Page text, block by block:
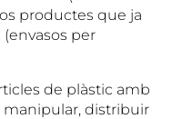
productes que ja
per
de plàstic amb
distribuir